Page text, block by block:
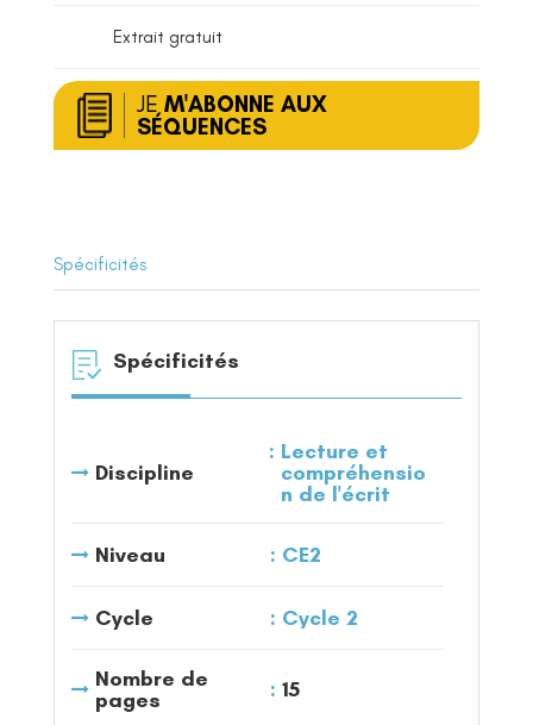
Extrait gratuit
JE M'ABONNE AUX
SÉQUENCES
Spécificités
Spécificités
Discipline
Lecture et
compréhensio
n de l'écrit
Niveau CE2
Cycle Cycle 2
Nombre de
pages
15